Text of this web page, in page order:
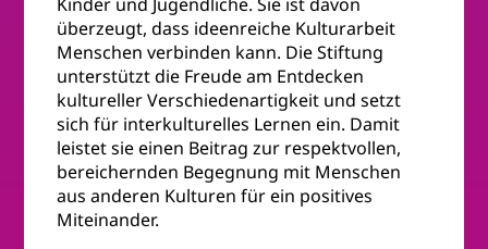
überzeugt, dass ideenreiche Kulturarbeit
Menschen verbinden kann. Die Stiftung
unterstützt die Freude am Entdecken
kultureller Verschiedenartigkeit und setzt
sich für interkulturelles Lernen ein. Damit
leistet sie einen Beitrag zur respektvollen,
bereichernden Begegnung mit Menschen
aus anderen Kulturen für ein positives
Miteinander.